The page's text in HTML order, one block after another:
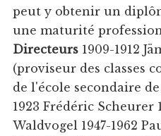
peut y obtenir un
une maturité
Directeurs1909-1912
(proviseur des classes
de l'école secondaire
1923 Frédéric Scheurer
Waldvogel 1947-1962